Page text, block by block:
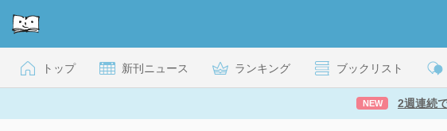
トップ 新刊ニュース ランキング ブックリスト
NEW 2週連続